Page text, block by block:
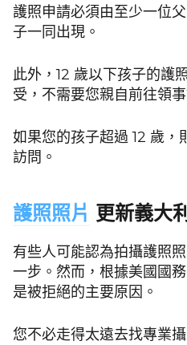
護照申請必須由至少一位
子一同出現。
此外，12 歲以下孩子的護
受，不需要您親自前往領事
如果您的孩子超過 12 歲，
訪問。
護照照片 更新義大
有些人可能認為拍攝護照
一步。然而，根據美國國
是被拒絕的主要原因。
您不必走得太遠去找專業